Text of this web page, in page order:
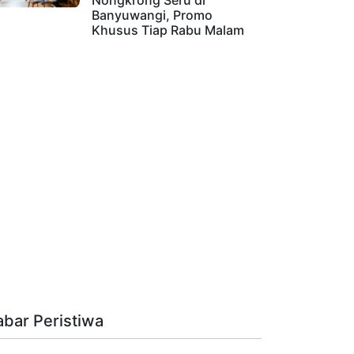
Banyuwangi, Promo
Khusus Tiap Rabu Malam
Peristiwa